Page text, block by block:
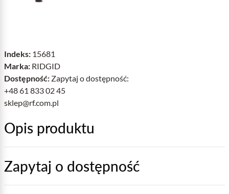
Indeks: 15681
Marka: RIDGID
Dostępność: Zapytaj o dostępność:
+48 61 833 02 45
sklep@rf.com.pl
Opis produktu
Zapytaj o dostępność